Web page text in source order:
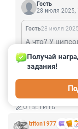
Гость
28 июля 2025,
Гость28 июля
ты про
завидовать
хозов в лагеря
ОТВЕТИТЬ
triton1977
Получай
задания!